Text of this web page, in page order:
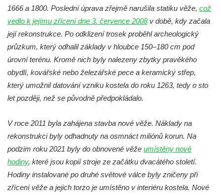
Poutní areál Římov
Kostel svatého Ducha v poutním areálu
Římov
Křížová cesta Římov – XXV. kaple – Boží
hrob
Křížová cesta Římov – XXIV. kaple – Pieta
Kalvárie
Křížová cesta Římov – XXII. kaple – Šimon
Cyrénský pomáhá Ježíši nést kříž
Křížová cesta Římov – XXI. kaple –
Popravní brána
Křížová cesta Římov – XX. kaple – Svatá
Veronika potkává Ježíše a utírá mu do své
1666 a 1800. Poslední úprava zřejmě narušila statiku věže, což
vedlo k jejímu zřícení dne 3. července 2008v době, kdy začala
její rekonstrukce. Po odklizení trosek proběhl archeologický
průzkum, který odhalil základy v hloubce 150–180 cm pod
úrovní terénu. Kromě nich byly nalezeny zbytky pravěkého
obydlí, kovářské nebo železářské pece a keramický střep,
který umožnil datování vzniku kostela do roku 1263, tedy o sto
let později, než se původně předpokládalo.
V roce 2011 byla zahájena stavba nové věže. Náklady na
rekonstrukci byly odhadnuty na osmnáct miliónů korun. Na
podzim roku 2021 byly do obnovené věže umístěny nové
hodiny, které jsou kopií stroje ze začátku dvacátého století.
Hodiny instalované po druhé světové válce byly zničeny při
zřícení věže a jejich torzo je umístěno v interiéru kostela. Nové